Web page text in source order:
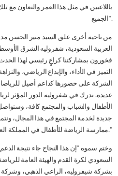
باللاعبين في مثل هذا العمر والتعاون
الجميع".
من ناحية أخرى علق السيد منير الحسن
العربية السعودية، شفروليه الشرق
فخورون بمشاركتنا كراعٍ رئيسي لهذا
التميز في الأداء، والإبداع الرياضي،
الشركة على حضورها كداعم أصيل
عديدة. ندرك في شفروليه الدور المؤثر
الأطفال والشباب والمجتمع كافة،
جديدة لخدمة المجتمع في هذا المجال،
ممارسة الرياضة للأطفال في المملكة العربية السعودية."
وختم سموه "إن هذا النجاح جاء نتيجة الدعم
السعودي لكرة القدم والهيئة العامة
بشركة شيفروليه، الراعي الذهبي،